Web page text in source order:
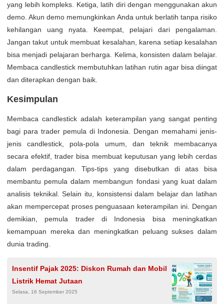
yang lebih kompleks. Ketiga, latih diri dengan menggunakan akun
demo. Akun demo memungkinkan Anda untuk berlatih tanpa risiko
kehilangan uang nyata. Keempat, pelajari dari pengalaman.
Jangan takut untuk membuat kesalahan, karena setiap kesalahan
bisa menjadi pelajaran berharga. Kelima, konsisten dalam belajar.
Membaca candlestick membutuhkan latihan rutin agar bisa diingat
dan diterapkan dengan baik.
Kesimpulan
Membaca candlestick adalah keterampilan yang sangat penting
bagi para trader pemula di Indonesia. Dengan memahami jenis-
jenis candlestick, pola-pola umum, dan teknik membacanya
secara efektif, trader bisa membuat keputusan yang lebih cerdas
dalam perdagangan. Tips-tips yang disebutkan di atas bisa
membantu pemula dalam membangun fondasi yang kuat dalam
analisis teknikal. Selain itu, konsistensi dalam belajar dan latihan
akan mempercepat proses penguasaan keterampilan ini. Dengan
demikian, pemula trader di Indonesia bisa meningkatkan
kemampuan mereka dan meningkatkan peluang sukses dalam
dunia trading.
Insentif Pajak 2025: Diskon Rumah dan Mobil
Listrik Hemat Jutaan
Selasa, 16 September 2025